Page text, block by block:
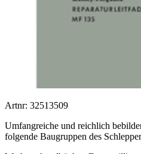
Artnr: 32513509
Umfangreiche und reichlich
folgende Baugruppen des